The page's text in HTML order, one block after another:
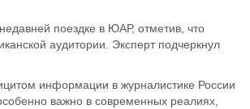
поездке в ЮАР, отметив, что
аудитории. Эксперт подчеркнул
том информации в журналистике России
важно в современных реалиях,